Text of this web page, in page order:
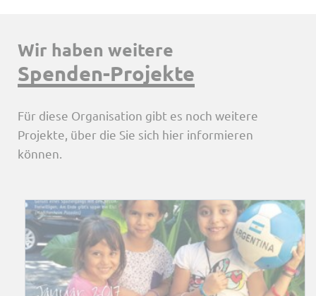
Wir haben weitere
Spenden-Projekte
Für diese Organisation gibt es noch weitere
Projekte, über die Sie sich hier informieren
können.